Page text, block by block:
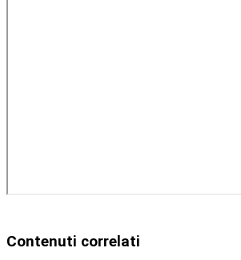
Contenuti correlati